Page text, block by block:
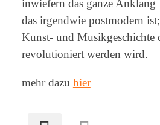
inwiefern das ganze
das irgendwie postmodern
Kunst- und Musikgeschichte
revolutioniert werden wird.
mehr dazu hier